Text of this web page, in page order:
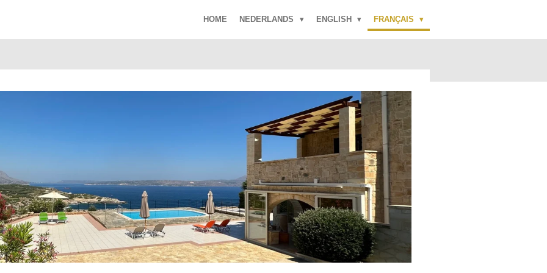
HOME NEDERLANDS ENGLISH FRANÇAIS